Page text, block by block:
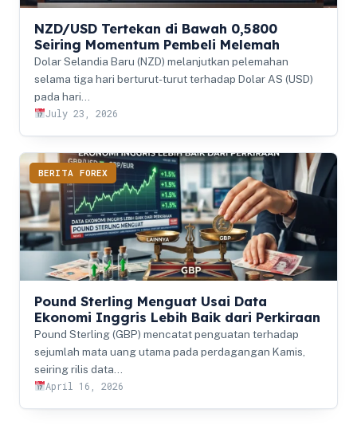
NZD/USD Tertekan di Bawah 0,5800
Seiring Momentum Pembeli Melemah
Dolar Selandia Baru (NZD) melanjutkan pelemahan
selama tiga hari berturut-turut terhadap Dolar AS (USD)
pada hari…
July 23, 2026
BERITA FOREX
Pound Sterling Menguat Usai Data
Ekonomi Inggris Lebih Baik dari Perkiraan
Pound Sterling (GBP) mencatat penguatan terhadap
sejumlah mata uang utama pada perdagangan Kamis,
seiring rilis data…
April 16, 2026